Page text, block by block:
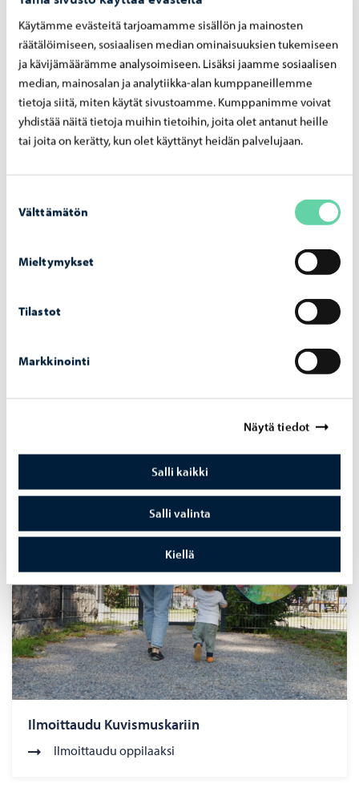
Käytämme evästeitä tarjoamamme sisällön ja mainosten
räätälöimiseen, sosiaalisen median ominaisuuksien tukemiseen
ja kävijämäärämme analysoimiseen. Lisäksi jaamme sosiaalisen
median, mainosalan ja analytiikka-alan kumppaneillemme
tietoja siitä, miten käytät sivustoamme. Kumppanimme voivat
yhdistää näitä tietoja muihin tietoihin, joita olet antanut heille
tai joita on kerätty, kun olet käyttänyt heidän palvelujaan.
valinta
Välttämätön
Mieltymykset
Tilastot
Markkinointi
Näytä tiedot
Salli kaikki
Salli valinta
Kiellä
Oppilaalle ja kotiväelle
Oppilaalle ja kotiväelle
Ilmoittaudu Kuvismuskariin
Ilmoittaudu oppilaaksi